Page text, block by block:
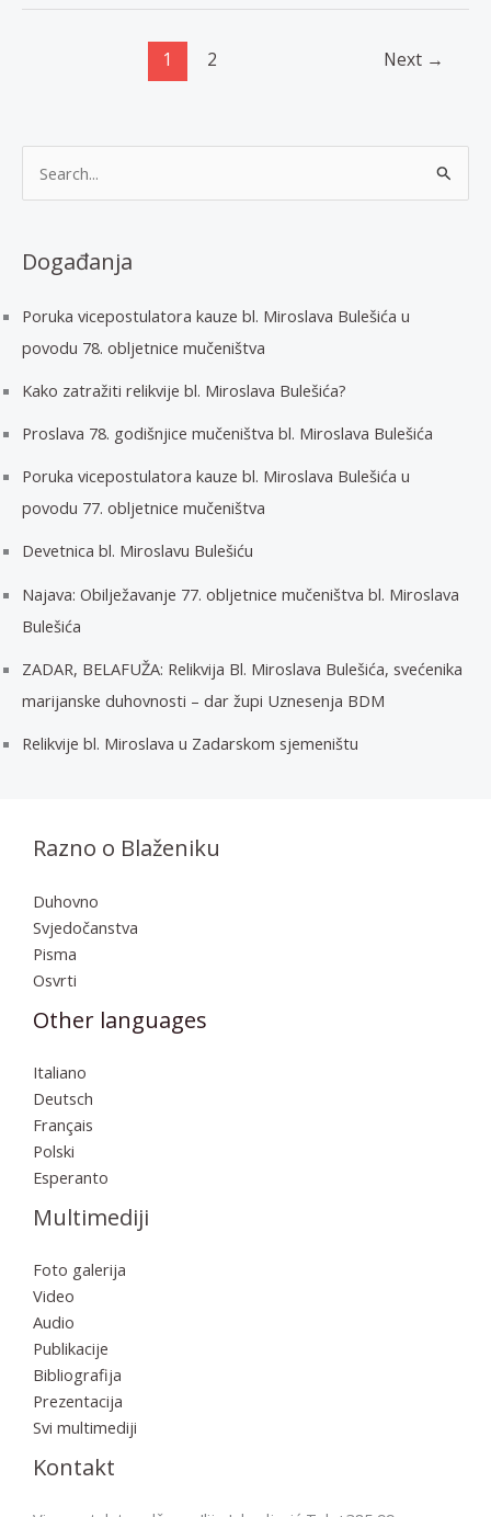
1 2 Next →
ž
:
Događanja
Poruka vicepostulatora kauze bl. Miroslava Bulešića u
povodu 78. obljetnice mučeništva
Kako zatražiti relikvije bl. Miroslava Bulešića?
Proslava 78. godišnjice mučeništva bl. Miroslava Bulešića
Poruka vicepostulatora kauze bl. Miroslava Bulešića u
povodu 77. obljetnice mučeništva
Devetnica bl. Miroslavu Bulešiću
Najava: Obilježavanje 77. obljetnice mučeništva bl. Miroslava
Bulešića
ZADAR, BELAFUŽA: Relikvija Bl. Miroslava Bulešića, svećenika
marijanske duhovnosti – dar župi Uznesenja BDM
Relikvije bl. Miroslava u Zadarskom sjemeništu
Razno o Blaženiku
Duhovno
Svjedočanstva
Pisma
Osvrti
Other languages
Italiano
Deutsch
Français
Polski
Esperanto
Multimediji
Foto galerija
Video
Audio
Publikacije
Bibliografija
Prezentacija
Svi multimediji
Kontakt